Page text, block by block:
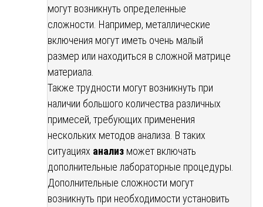
могут возникнуть определенные
сложности. Например, металлические
включения могут иметь очень малый
размер или находиться в сложной матрице
материала.
Также трудности могут возникнуть при
наличии большого количества различных
примесей, требующих применения
нескольких методов анализа. В таких
ситуациях анализ может включать
дополнительные лабораторные процедуры.
Дополнительные сложности могут
возникнуть при необходимости установить